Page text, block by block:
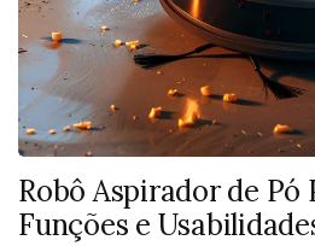
Robô Aspirador de Pó
Funções e